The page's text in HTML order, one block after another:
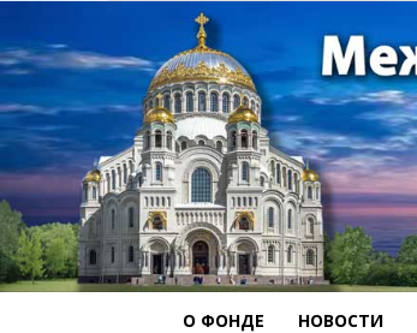
О ФОНДЕ НОВОСТИ